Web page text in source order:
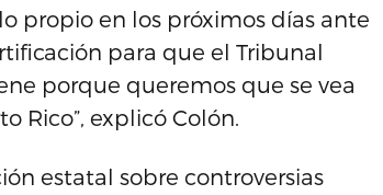
propio en los próximos días ante
para que el Tribunal
porque queremos que se vea
Rico”, explicó Colón.
estatal sobre controversias